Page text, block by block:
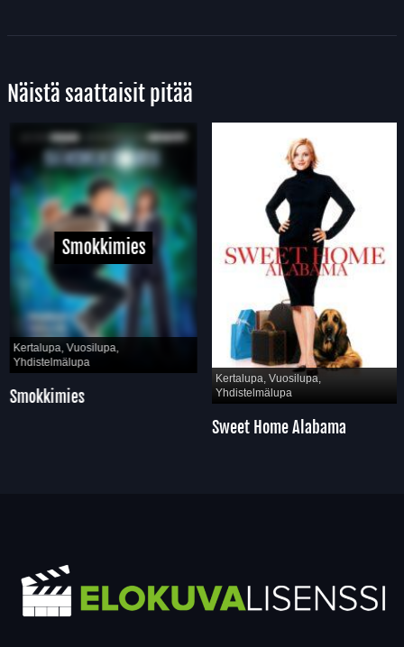
Näistä saattaisit pitää
Smokkimies
Kertalupa, Vuosilupa,
Yhdistelmälupa
Smokkimies
Kertalupa, Vuosilupa,
Yhdistelmälupa
Sweet Home Alabama